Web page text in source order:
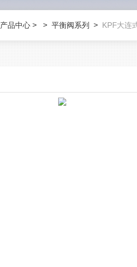
产品中心 > > 平衡阀系列 > KPF大连